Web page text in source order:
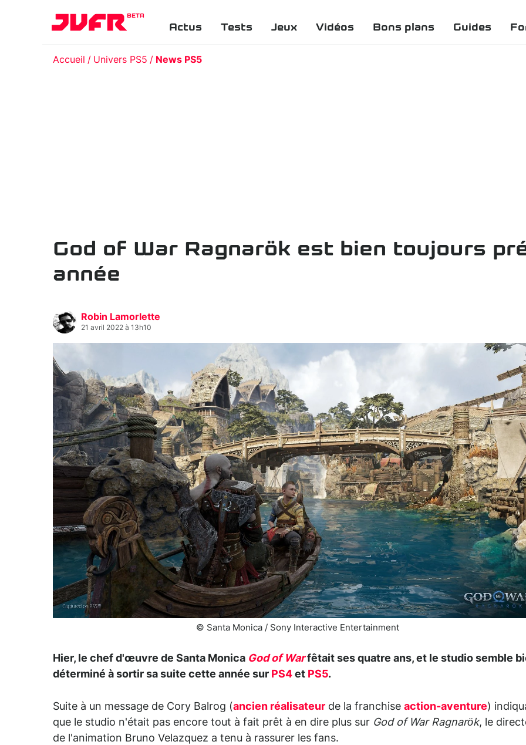
BETA
Actus Tests Jeux Vidéos Bons plans Guides
Accueil Univers PS5 News PS5
God of War Ragnarök est bien toujours
année
Robin Lamorlette
21 avril 2022 à 13h10
© Santa Monica / Sony Interactive Entertainment
Hier, le chef d'œuvre de Santa Monica God of Warfêtait ses quatre ans, et le studio semble
déterminé à sortir sa suite cette année sur PS4 et PS5.
Suite à un message de Cory Balrog (ancien réalisateur de la franchise action-aventure)
que le studio n'était pas encore tout à fait prêt à en dire plus sur God of War Ragnarök, le
de l'animation Bruno Velazquez a tenu à rassurer les fans.